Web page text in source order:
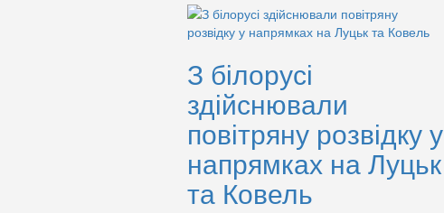
З білорусі
здійснювали
повітряну розвідку у
напрямках на Луцьк
та Ковель